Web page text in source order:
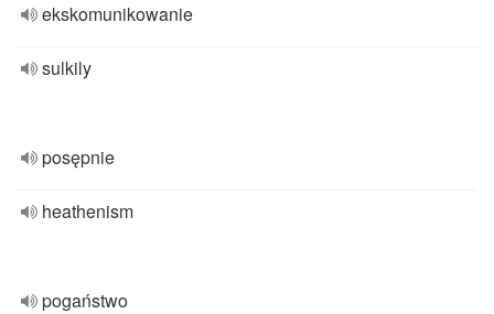
ekskomunikowanie
sulkily
posępnie
heathenism
pogaństwo